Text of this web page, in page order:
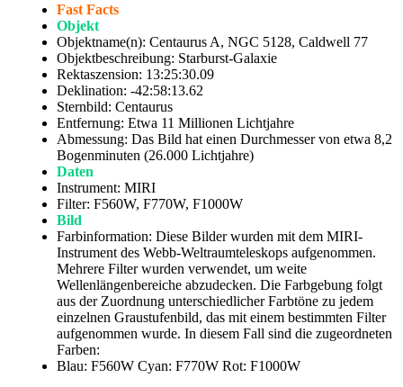
Fast Facts
Objekt
Objektname(n): Centaurus A, NGC 5128, Caldwell 77
Objektbeschreibung: Starburst-Galaxie
Rektaszension: 13:25:30.09
Deklination: -42:58:13.62
Sternbild: Centaurus
Entfernung: Etwa 11 Millionen Lichtjahre
Abmessung: Das Bild hat einen Durchmesser von etwa 8,2
Bogenminuten (26.000 Lichtjahre)
Daten
Instrument: MIRI
Filter: F560W, F770W, F1000W
Bild
Farbinformation: Diese Bilder wurden mit dem MIRI-
Instrument des Webb-Weltraumteleskops aufgenommen.
Mehrere Filter wurden verwendet, um weite
Wellenlängenbereiche abzudecken. Die Farbgebung folgt
aus der Zuordnung unterschiedlicher Farbtöne zu jedem
einzelnen Graustufenbild, das mit einem bestimmten Filter
aufgenommen wurde. In diesem Fall sind die zugeordneten
Farben:
Blau: F560W Cyan: F770W Rot: F1000W